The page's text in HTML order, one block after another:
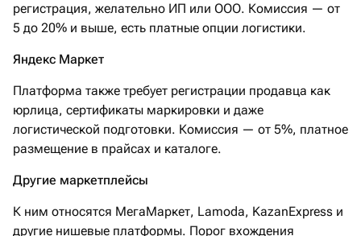
регистрация, желательно ИП или ООО. Комиссия — от
5 до 20% и выше, есть платные опции логистики.
Яндекс Маркет
Платформа также требует регистрации продавца как
юрлица, сертификаты маркировки и даже
логистической подготовки. Комиссия — от 5%, платное
размещение в прайсах и каталоге.
Другие маркетплейсы
К ним относятся МегаМаркет, Lamoda, KazanExpress и
другие нишевые платформы. Порог вхождения